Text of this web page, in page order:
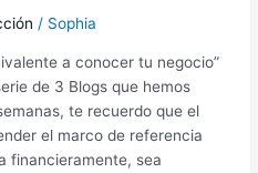
/ Sophia
a conocer tu negocio”
de 3 Blogs que hemos
te recuerdo que el
el marco de referencia
financieramente, sea